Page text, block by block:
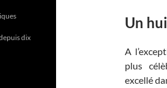
Un
A
plus
excellé
dix